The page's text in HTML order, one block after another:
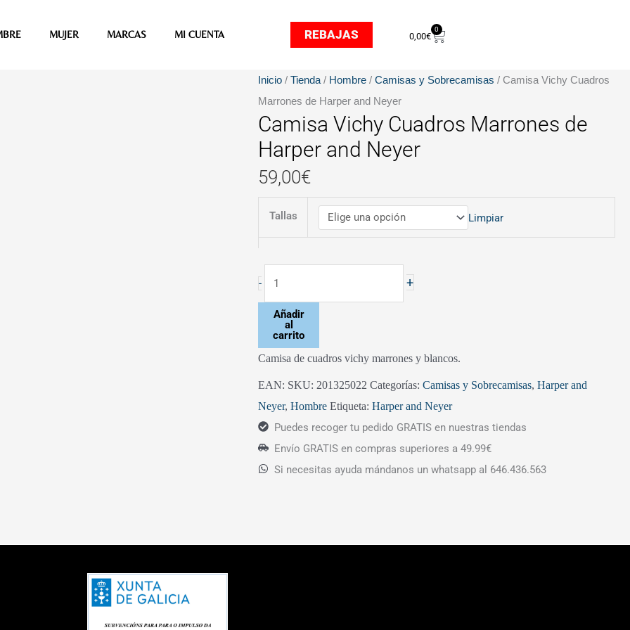
MUJER MARCAS MI CUENTA REBAJAS 0,00€
0
Carrito
Inicio /Tienda / Hombre /Camisas y Sobrecamisas / Camisa Vichy Cuadros
Marrones de Harper and Neyer
Camisa Vichy Cuadros Marrones de
Harper and Neyer
59,00€
Tallas Limpiar
-
Camisa
Vichy
Cuadros
Marrones
Harper
+
Añadir
al
carrito
Camisa de cuadros vichy marrones y blancos.
EAN: SKU: 201325022 Categorías:Camisas y Sobrecamisas,Harper and
Neyer,Hombre Etiqueta:Harper and Neyer
Puedes recoger tu pedido GRATIS en nuestras tiendas
Envío GRATIS en compras superiores a 49.99€
Si necesitas ayuda mándanos un whatsapp al 646.436.563